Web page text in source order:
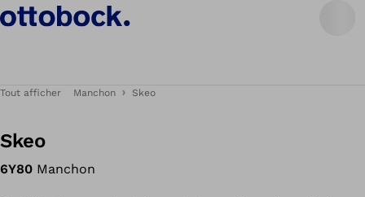
Tout afficher Manchon Skeo
Skeo
6Y80 Manchon